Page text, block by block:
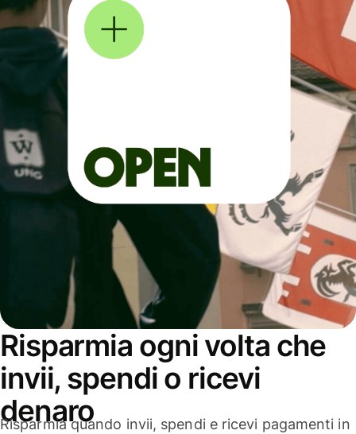
Risparmia ogni volta che
invii, spendi o ricevi
denaro
Risparmia quando invii, spendi e ricevi pagamenti in